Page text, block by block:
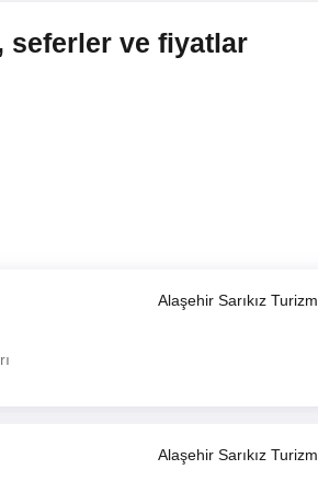
ve fiyatlar
Alaşehir Sarıkız Turizm
Alaşehir Sarıkız Turizm